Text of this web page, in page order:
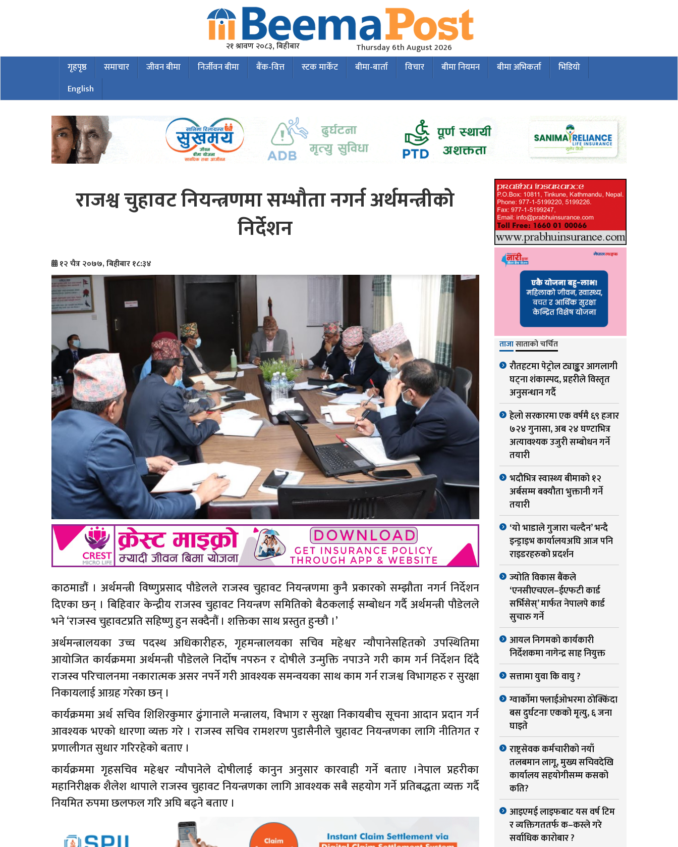
२१ श्रावण २०८३, बिहीबार Thursday 6th August 2026
गृहपृष्ठ समाचार जीवन बीमा निर्जीवन बीमा बैंक-वित्त स्टक मार्केट बीमा-बार्ता विचार बीमा नियमन बीमा अभिकर्ता
भिडियो
English
राजश्व चुहावट नियन्त्रणमा सम्भौता नगर्न अर्थमन्त्रीको
निर्देशन
१२ चैत्र २०७७, बिहीबार १८:३४
काठमाडौं । अर्थमन्त्री विष्णुप्रसाद पौडेलले राजस्व चुहावट नियन्त्रणमा कुनै प्रकारको सम्झौता नगर्न निर्देशन
दिएका छन् । बिहिवार केन्द्रीय राजस्व चुहावट नियन्त्रण समितिको बैठकलाई सम्बोधन गर्दै अर्थमन्त्री पौडेलले
भने ‘राजस्व चुहावटप्रति सहिष्णु हुन सक्दैनौं । शक्तिका साथ प्रस्तुत हुन्छौ ।’
अर्थमन्त्रालयका उच्च पदस्थ अधिकारीहरु, गृहमन्त्रालयका सचिव महेश्वर न्यौपानेसहितको उपस्थितिमा
आयोजित कार्यक्रममा अर्थमन्त्री पौडेलले निर्दोष नपरुन र दोषीले उन्मुक्ति नपाउने गरी काम गर्न निर्देशन दिँदै
राजस्व परिचालनमा नकारात्मक असर नपर्ने गरी आवश्यक समन्वयका साथ काम गर्न राजश्व विभागहरु र सुरक्षा
निकायलाई आग्रह गरेका छन् ।
कार्यक्रममा अर्थ सचिव शिशिरकुमार ढुंगानाले मन्त्रालय, विभाग र सुरक्षा निकायबीच सूचना आदान प्रदान गर्न
आवश्यक भएको धारणा व्यक्त गरे । राजस्व सचिव रामशरण पुडासैनीले चुहावट नियन्त्रणका लागि नीतिगत र
प्रणालीगत सुधार गरिरहेको बताए ।
कार्यक्रममा गृहसचिव महेश्वर न्यौपानेले दोषीलाई कानुन अनुसार कारवाही गर्ने बताए ।नेपाल प्रहरीका
महानिरीक्षक शैलेश थापाले राजस्व चुहावट नियन्त्रणका लागि आवश्यक सबै सहयोग गर्ने प्रतिबद्धता व्यक्त गर्दै
नियमित रुपमा छलफल गरि अघि बढ्ने बताए ।
ताजासाताको चर्चित
रौतहटमा पेट्रोल ट्याङ्कर आगलागी
घट्ना शंकास्पद, प्रहरीले विस्तृत
अनुसन्धान गर्दै
हेलो सरकारमा एक वर्षमै ६९ हजार
७२४ गुनासा, अब २४ घण्टाभित्र
अत्यावश्यक उजुरी सम्बोधन गर्ने
तयारी
भदौभित्र स्वास्थ्य बीमाको १२
अर्बसम्म बक्यौता भुक्तानी गर्ने
तयारी
‘यो भाडाले गुजारा चल्दैन’ भन्दै
इन्ड्राइभ कार्यालयअघि आज पनि
राइडरहरुको प्रदर्शन
ज्योति विकास बैंकले
‘एनसीएचएल–ईएफटी कार्ड
सर्भिसेस्’ मार्फत नेपालपे कार्ड
सुचारु गर्ने
आयल निगमको कार्यकारी
निर्देशकमा नागेन्द्र साह नियुक्त
सत्तामा युवा कि वायु ?
ग्वार्काेमा फ्लाईओभरमा ठोक्किंदा
बस दुर्घटनाः एकको मृत्यु, ६ जना
घाइते
राष्ट्रसेवक कर्मचारीको नयाँ
तलबमान लागू, मुख्य सचिवदेखि
कार्यालय सहयोगीसम्म कसको
कति?
आइएमई लाइफबाट यस वर्ष टिम
र व्यक्तिगततर्फ क–कस्ले गरे
सर्वाधिक कारोबार ?